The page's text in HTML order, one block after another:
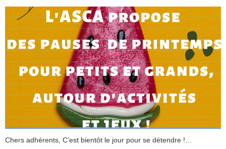
Chers adhérents, C’est bientôt le jour pour se détendre !…